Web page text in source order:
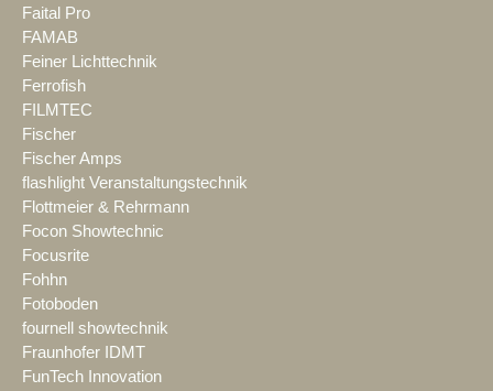
Faital Pro
FAMAB
Feiner Lichttechnik
Ferrofish
FILMTEC
Fischer
Fischer Amps
flashlight Veranstaltungstechnik
Flottmeier & Rehrmann
Focon Showtechnic
Focusrite
Fohhn
Fotoboden
fournell showtechnik
Fraunhofer IDMT
FunTech Innovation